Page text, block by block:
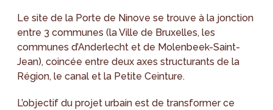
Le site de la Porte de Ninove se trouve à la jonction
entre 3 communes (la Ville de Bruxelles, les
communes d’Anderlecht et de Molenbeek-Saint-
Jean), coincée entre deux axes structurants de la
Région, le canal et la Petite Ceinture.
L’objectif du projet urbain est de transformer ce